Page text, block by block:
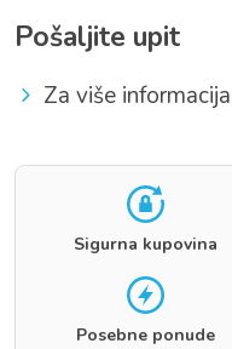
Pošaljite upit
Za više
Sigurna kupovina
Posebne ponude